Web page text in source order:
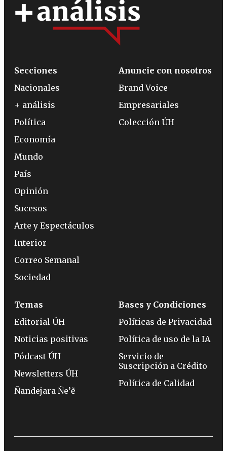
Secciones
Nacionales
+ análisis
Política
Economía
Mundo
País
Opinión
Sucesos
Arte y Espectáculos
Interior
Correo Semanal
Sociedad
Anuncie con nosotros
Brand Voice
Empresariales
Colección ÚH
Temas
Editorial ÚH
Noticias positivas
Pódcast ÚH
Newsletters ÚH
Ñandejara Ñe’ẽ
Bases y Condiciones
Políticas de Privacidad
Política de uso de la IA
Servicio de
Suscripción a Crédito
Política de Calidad